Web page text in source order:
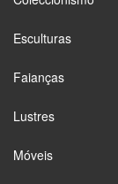
Esculturas
Faianças
Lustres
Móveis